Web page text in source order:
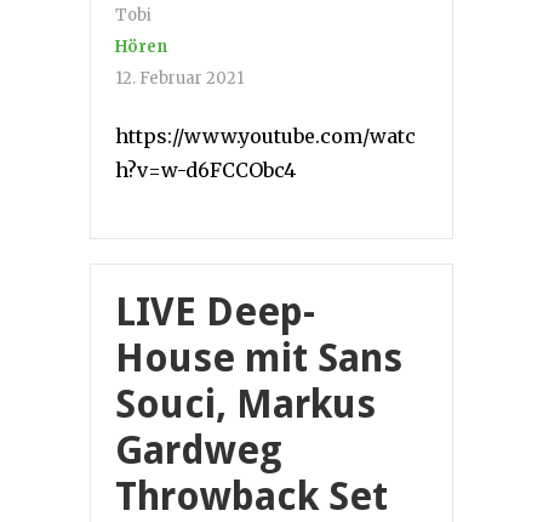
Tobi
Hören
12. Februar 2021
https://www.youtube.com/watc
h?v=w-d6FCCObc4
LIVE Deep-
House mit Sans
Souci, Markus
Gardweg
Throwback Set